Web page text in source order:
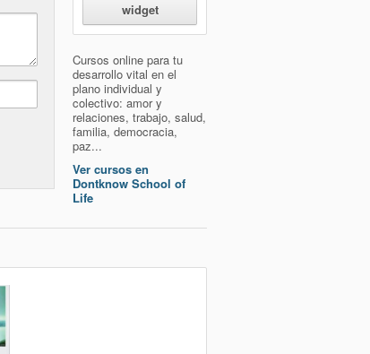
widget
Cursos online para tu
desarrollo vital en el
plano individual y
colectivo: amor y
relaciones, trabajo, salud,
familia, democracia,
paz...
Ver cursos en
Dontknow School of
Life